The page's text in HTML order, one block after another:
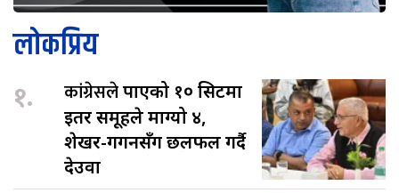
लोकप्रिय
१. कांग्रेसलेपाएको १० सिटमा
इतर समूहले माग्यो ४,
शेखर-गगनसँग छलफल गर्दै
देउवा